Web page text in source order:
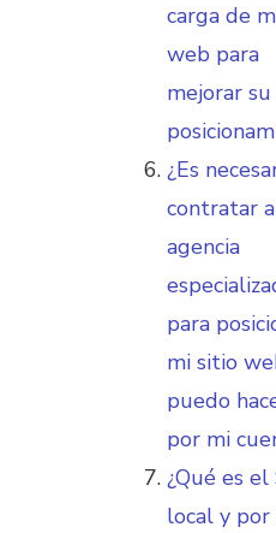
carga de
web para
mejorar su
¿Es
contratar
agencia
para
mi sitio
puedo
por mi
¿Qué es el
local y